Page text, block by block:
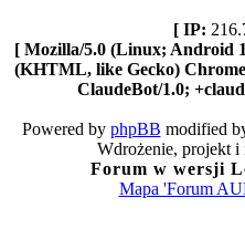
[ IP:
[ Mozilla/5.0 (Linux; Android
(KHTML, like Gecko)
ClaudeBot/1.0;
Powered by phpBB modified
Wdrożenie, projekt i
Forum w wersji
Mapa 'Forum